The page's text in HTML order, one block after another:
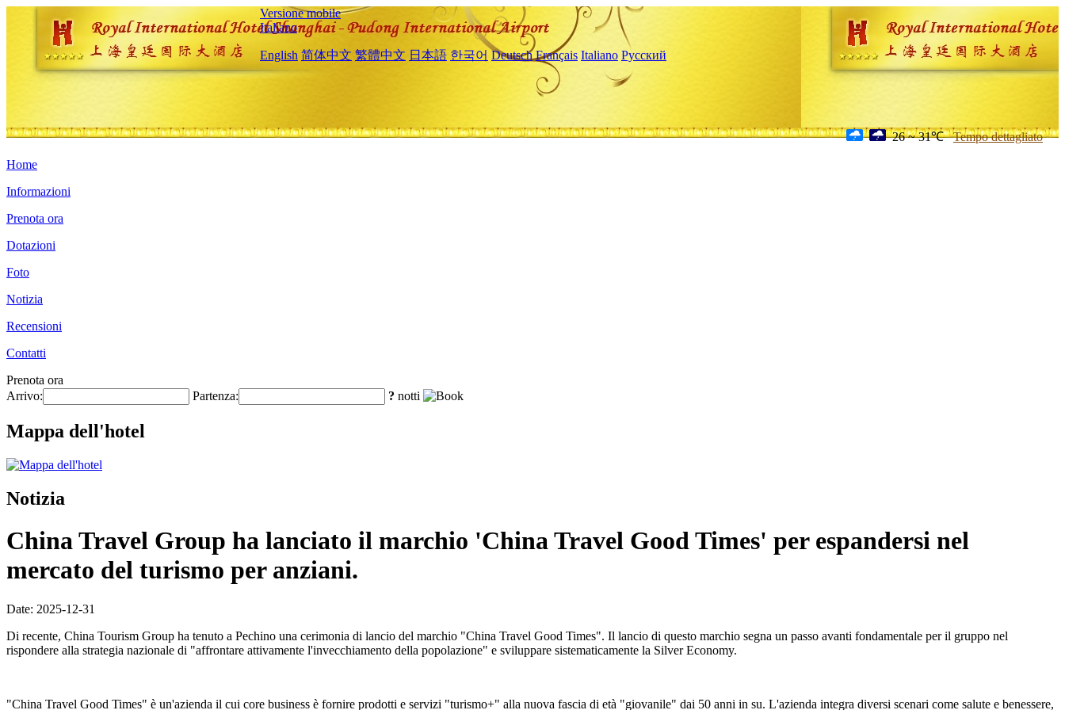
Versione mobile
Italiano
English 简体中文 繁體中文 日本語 한국어 Deutsch Français Italiano Русский
26 ~ 31℃ Tempo dettagliato
Home
Informazioni
Prenota ora
Dotazioni
Foto
Notizia
Recensioni
Contatti
Prenota ora
Arrivo:
Partenza: ? notti
Mappa dell'hotel
Notizia
China Travel Group ha lanciato il marchio 'China Travel Good Times' per espandersi nel
mercato del turismo per anziani.
Date: 2025-12-31
Di recente, China Tourism Group ha tenuto a Pechino una cerimonia di lancio del marchio "China Travel Good Times". Il lancio di questo marchio segna un passo avanti fondamentale per il gruppo nel
rispondere alla strategia nazionale di "affrontare attivamente l'invecchiamento della popolazione" e sviluppare sistematicamente la Silver Economy.
"China Travel Good Times" è un'azienda il cui core business è fornire prodotti e servizi "turismo+" alla nuova fascia di età "giovanile" dai 50 anni in su. L'azienda integra diversi scenari come salute e benessere,